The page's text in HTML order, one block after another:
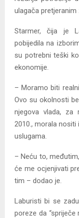
ulagača pretjeranim
Starmer, čija je
pobijedila na
su potrebni teški
ekonomije.
– Moramo biti
Ovo su okolnosti
njegova vlada, za
2010., morala
uslugama.
– Neću to,
će me ocjenjivati
tim – dodao je.
Laburisti bi se
poreze da “spriječe